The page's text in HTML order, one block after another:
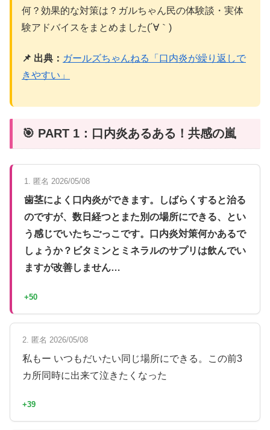
何？効果的な対策は？ガルちゃん民の体験談・実体
験アドバイスをまとめました(´∀｀)
📌 出典： ガールズちゃんねる「口内炎が繰り返しで
きやすい」
🎯 PART 1：口内炎あるある！共感の嵐
1. 匿名 2026/05/08
歯茎によく口内炎ができます。しばらくすると治る
のですが、数日経つとまた別の場所にできる、とい
う感じでいたちごっこです。口内炎対策何かあるで
しょうか？ビタミンとミネラルのサプリは飲んでい
ますが改善しません…
+50
2. 匿名 2026/05/08
私もー いつもだいたい同じ場所にできる。この前3
カ所同時に出来て泣きたくなった
+39